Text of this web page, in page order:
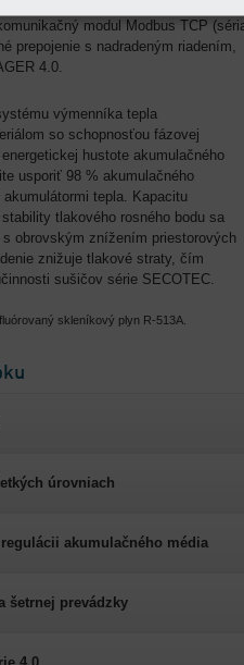
modul Modbus TCP
prepojenie s nadradeným riadením,
4.0.
výmenníka tepla
so schopnosťou fázovej
hustote akumulačného
usporiť 98 % akumulačného
tepla. Kapacitu
tlakového rosného bodu sa
obrovským znížením priestorových
znižuje tlakové straty, čím
sušičov série SECOTEC.
skleníkový plyn R-513A.
úrovniach
akumulačného média
šetrnej prevádzky